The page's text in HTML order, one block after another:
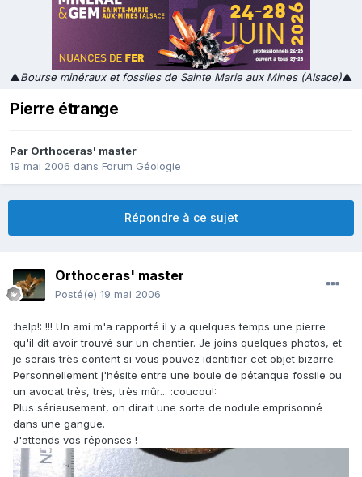
▲Bourse minéraux et fossiles de Sainte Marie aux Mines (Alsace)▲
Pierre étrange
Par Orthoceras' master
19 mai 2006 dans Forum Géologie
Répondre à ce sujet
Orthoceras' master
Posté(e) 19 mai 2006
:help!: !!! Un ami m'a rapporté il y a quelques temps une pierre
qu'il dit avoir trouvé sur un chantier. Je joins quelques photos, et
je serais très content si vous pouvez identifier cet objet bizarre.
Personnellement j'hésite entre une boule de pétanque fossile ou
un avocat très, très, très mûr... :coucou!:
Plus sérieusement, on dirait une sorte de nodule emprisonné
dans une gangue.
J'attends vos réponses !